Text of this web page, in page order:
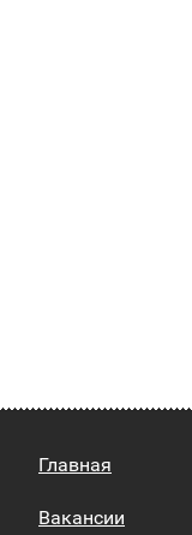
Главная
Вакансии